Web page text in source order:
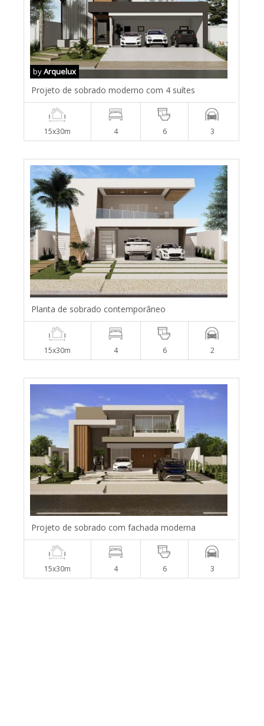
byArquelux
Projeto de sobrado moderno com 4 suítes
15x30m 4 6 3
Planta de sobrado contemporâneo
15x30m 4 6 2
Projeto de sobrado com fachada moderna
15x30m 4 6 3